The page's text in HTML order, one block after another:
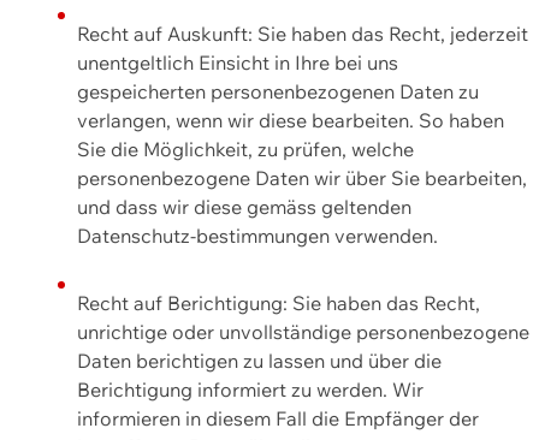
Recht auf Auskunft: Sie haben das Recht, jederzeit
unentgeltlich Einsicht in Ihre bei uns
gespeicherten personenbezogenen Daten zu
verlangen, wenn wir diese bearbeiten. So haben
Sie die Möglichkeit, zu prüfen, welche
personenbezogene Daten wir über Sie bearbeiten,
und dass wir diese gemäss geltenden
Datenschutz-bestimmungen verwenden.
Recht auf Berichtigung: Sie haben das Recht,
unrichtige oder unvollständige personenbezogene
Daten berichtigen zu lassen und über die
Berichtigung informiert zu werden. Wir
informieren in diesem Fall die Empfänger der